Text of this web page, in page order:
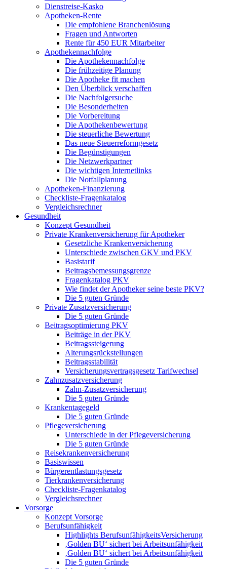
Dienstreise-Kasko
Apotheken-Rente
Die empfohlene Branchenlösung
Fragen und Antworten
Rente für 450 EUR Mitarbeiter
Apothekennachfolge
Die Apothekennachfolge
Die frühzeitige Planung
Die Apotheke fit machen
Den Überblick verschaffen
Die Nachfolgersuche
Die Besonderheiten
Die Vorbereitung
Die Apothekenbewertung
Die steuerliche Bewertung
Das neue Steuerreformgesetz
Die Begünstigungen
Die Netzwerkpartner
Die wichtigen Internetlinks
Die Notfallplanung
Apotheken-Finanzierung
Checkliste-Fragenkatalog
Vergleichsrechner
Gesundheit
Konzept Gesundheit
Private Krankenversicherung für Apotheker
Gesetzliche Krankenversicherung
Unterschiede zwischen GKV und PKV
Basistarif
Beitragsbemessungsgrenze
Fragenkatalog PKV
Wie findet der Apotheker seine beste PKV?
Die 5 guten Gründe
Private Zusatzversicherung
Die 5 guten Gründe
Beitragsoptimierung PKV
Beiträge in der PKV
Beitragssteigerung
Alterungsrückstellungen
Beitragsstabilität
Versicherungsvertragsgesetz Tarifwechsel
Zahnzusatzversicherung
Zahn-Zusatzversicherung
Die 5 guten Gründe
Krankentagegeld
Die 5 guten Gründe
Pflegeversicherung
Unterschiede in der Pflegeversicherung
Die 5 guten Gründe
Reisekrankenversicherung
Basiswissen
Bürgerentlastungsgesetz
Tierkrankenversicherung
Checkliste-Fragenkatalog
Vergleichsrechner
Vorsorge
Konzept Vorsorge
Berufsunfähigkeit
Highlights BerufsunfähigkeitsVersicherung
‚Golden BU‘ sichert bei Arbeitsunfähigkeit
‚Golden BU‘ sichert bei Arbeitsunfähigkeit
Die 5 guten Gründe